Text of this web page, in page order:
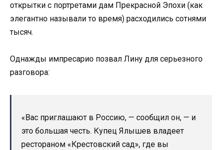
открытки с портретами дам Прекрасной Эпохи (как
элегантно называли то время) расходились сотнями
тысяч.
Однажды импресарио позвал Лину для серьезного
разговора:
«Вас приглашают в Россию, — сообщил он, — и
это большая честь. Купец Ялышев владеет
рестораном «Крестовский сад», где вы